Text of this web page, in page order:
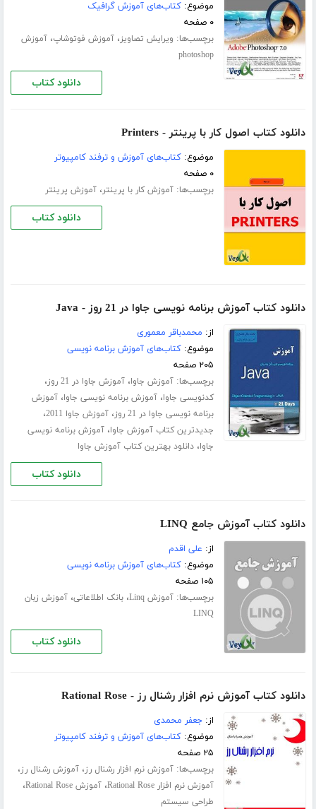
موضوع:کتاب‌های آموزش گرافیک
۰ صفحه
برچسب‌ها: ویرایش تصاویز،آموزش فوتوشاپ،آموزش
photoshop
دانلود کتاب
دانلود کتاب اصول کار با پرینتر - Printers
موضوع:کتاب‌های آموزش و ترفند کامپیوتر
۰ صفحه
برچسب‌ها:آموزش کار با پرینتر،آموزش پرینتر
دانلود کتاب
دانلود کتاب آموزش برنامه نویسی جاوا در 21 روز - Java
از: محمدباقر معموری
موضوع:کتاب‌های آموزش برنامه نویسی
۲۰۵ صفحه
برچسب‌ها:آموزش جاوا،آموزش جاوا در 21 روز ،
کدنویسی جاوا،آموزش برنامه نویسی جاوا،آموزش
برنامه نویسی جاوا در 21 روز
،آموزش جاوا 2011 ،
جدیدترین کتاب آموزش جاوا،آموزش برنامه نویسی
جاوا،دانلود بهترین کتاب آموزش جاوا
دانلود کتاب
دانلود کتاب آموزش جامع LINQ
از: علی اقدم
موضوع:کتاب‌های آموزش برنامه نویسی
۱۰۵ صفحه
برچسب‌ها:آموزش Linq ،بانک اطلاعاتی،آموزش زبان
LINQ
دانلود کتاب
دانلود کتاب آموزش نرم افزار رشنال رز - Rational Rose
از:جعفر محمدی
موضوع:کتاب‌های آموزش و ترفند کامپیوتر
۲۵ صفحه
برچسب‌ها:آموزش نرم افزار رشنال رز،آموزش رشنال رز،
آموزش نرم افزار Rational Rose ،آموزش Rational Rose ،
طراحی سیستم